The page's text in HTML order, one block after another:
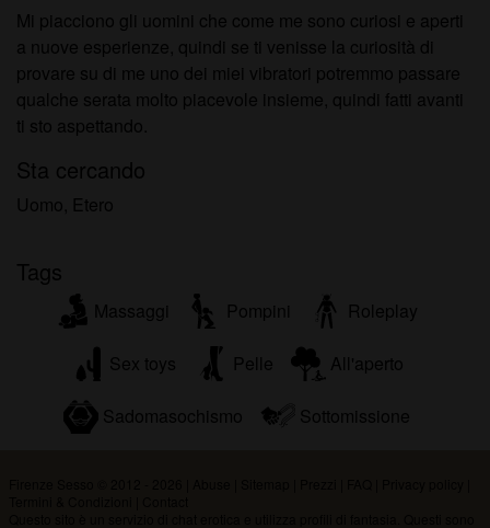
Mi piacciono gli uomini che come me sono curiosi e aperti
a nuove esperienze, quindi se ti venisse la curiosità di
provare su di me uno dei miei vibratori potremmo passare
qualche serata molto piacevole insieme, quindi fatti avanti
ti sto aspettando.
Sta cercando
Uomo, Etero
Tags
Massaggi Pompini Roleplay
Sex toys Pelle All'aperto
Sadomasochismo Sottomissione